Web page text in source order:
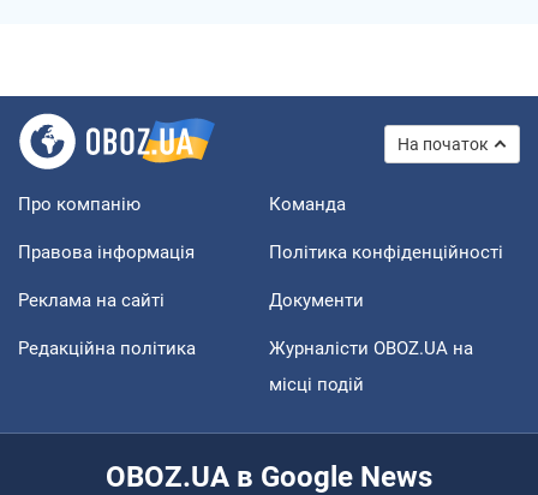
На початок
Про компанію Команда
Правова інформація Політика конфіденційності
Реклама на сайті Документи
Редакційна політика
Журналісти OBOZ.UA на
місці подій
OBOZ.UA в Google News